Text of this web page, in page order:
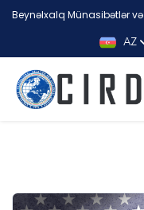
Beynəlxalq Münasibətlər
AZ